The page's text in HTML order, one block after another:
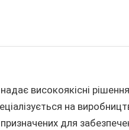
високоякісні
на
для